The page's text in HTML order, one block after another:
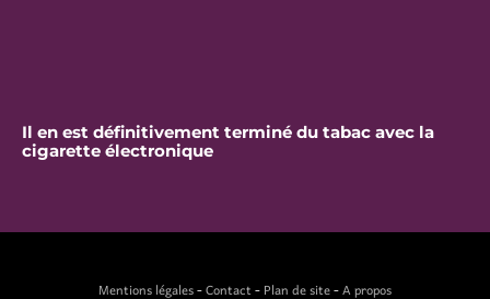
Il en est définitivement terminé du tabac avec la
cigarette électronique
Mentions légales-Contact-Plan de site-A propos